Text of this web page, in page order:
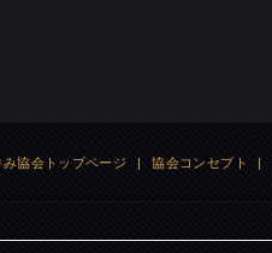
協会トップページ | 協会コンセプト |